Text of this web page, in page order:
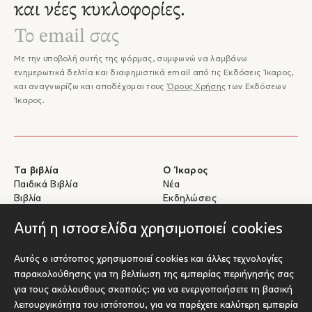
Αυτή η ιστοσελίδα χρησιμοποιεί cookies
Αυτός ο ιστότοπος χρησιμοποιεί cookies και άλλες τεχνολογίες
παρακολούθησης για τη βελτίωση της εμπειρίας περιήγησής σας
για τους ακόλουθους σκοπούς: για να ενεργοποιήσετε τη βασική
λειτουργικότητα του ιστότοπου, για να παρέχετε καλύτερη εμπειρία
και νέες κυκλοφορίες.
Με την υποβολή αυτής της φόρμας, συμφωνώ να λαμβάνω
ενημερωτικά δελτία και διαφημιστικά email από τις Εκδόσεις Ίκαρος,
και αναγνωρίζω και αποδέχομαι τους Όρους Χρήσης των Εκδόσεων
Ίκαρος.
Τα βιβλία
Παιδικά Βιβλία
Βιβλία
Ο Ίκαρος
Νέα
Εκδηλώσεις
Βοήθεια
Αποστολές & Επιστροφές
Πληρωμές & Ασφάλεια
Σχετικά με τα eBooks
Για Συγγραφείς
Υποβολή έργου προς έκδοση